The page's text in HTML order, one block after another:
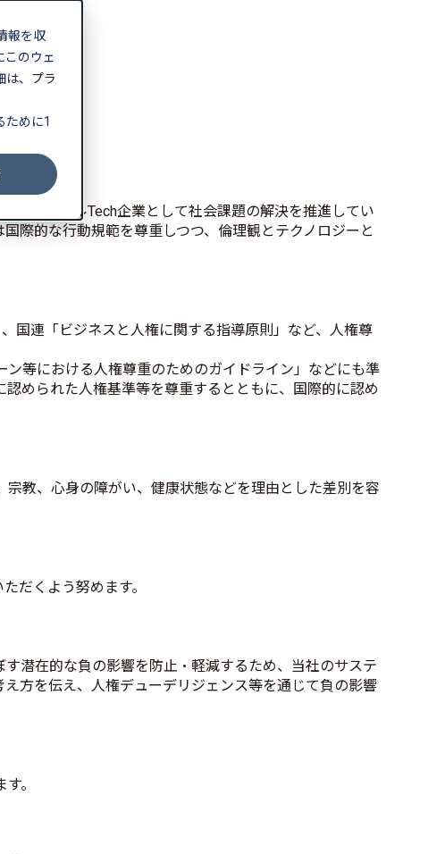
報を収
のウェ
、 プラ
ために1
ステナブルTech企業として社会課題の解決を推進してい
際的な行動規範を尊重しつつ、倫理観とテクノロジーと
国連「ビジネスと人権に関する指導原則」など、人権尊
等における人権尊重のためのガイドライン」などにも準
められた人権基準等を尊重するとともに、国際的に認め
教、心身の障がい、健康状態などを理由とした差別を容
だくよう努めます。
潜在的な負の影響を防止・軽減するため、当社のサステ
方を伝え、人権デューデリジェンス等を通じて負の影響
。